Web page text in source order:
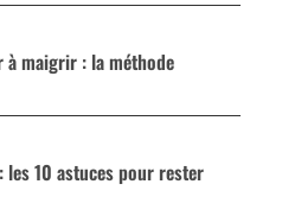
à maigrir : la méthode
les 10 astuces pour rester